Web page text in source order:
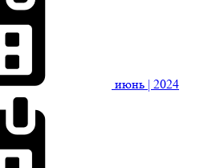
июнь | 2024